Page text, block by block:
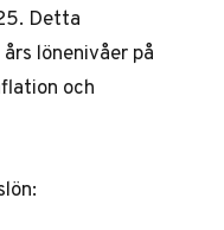
Detta
lönenivåer på
och